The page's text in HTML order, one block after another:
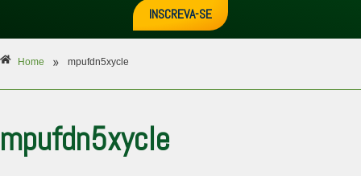
INSCREVA-SE
Home » mpufdn5xycle
mpufdn5xycle